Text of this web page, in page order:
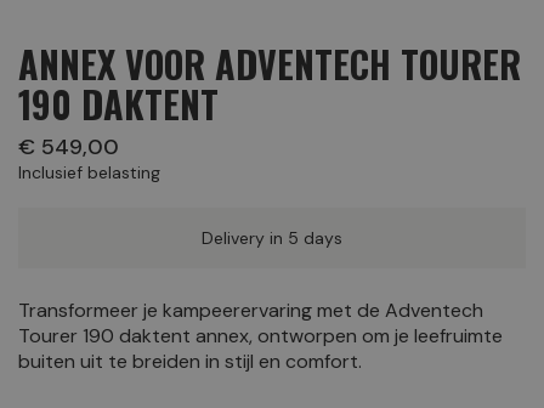
ANNEX VOOR ADVENTECH TOURER
190 DAKTENT
€ 549,00
Inclusief belasting
Delivery in 5 days
Transformeer je kampeerervaring met de Adventech
Tourer 190 daktent annex, ontworpen om je leefruimte
buiten uit te breiden in stijl en comfort.